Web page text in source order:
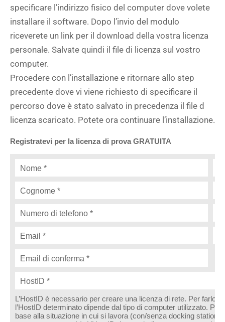
specificare l’indirizzo fisico del computer dove volete
installare il software. Dopo l’invio del modulo
riceverete un link per il download della vostra licenza
personale. Salvate quindi il file di licenza sul vostro
computer.
Procedere con l’installazione e ritornare allo step
precedente dove vi viene richiesto di specificare il
percorso dove è stato salvato in precedenza il file d
licenza scaricato. Potete ora continuare l’installazione.